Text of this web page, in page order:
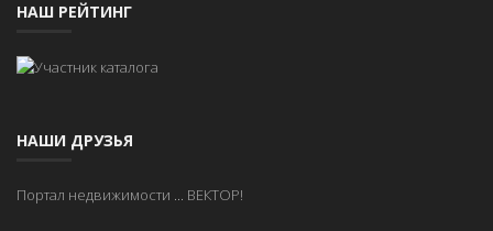
НАШ РЕЙТИНГ
НАШИ ДРУЗЬЯ
Портал недвижимости ... ВЕКТОР!